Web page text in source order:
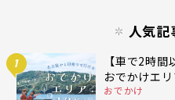
人気
1
【車で2時
おでかけエリ
おでかけ